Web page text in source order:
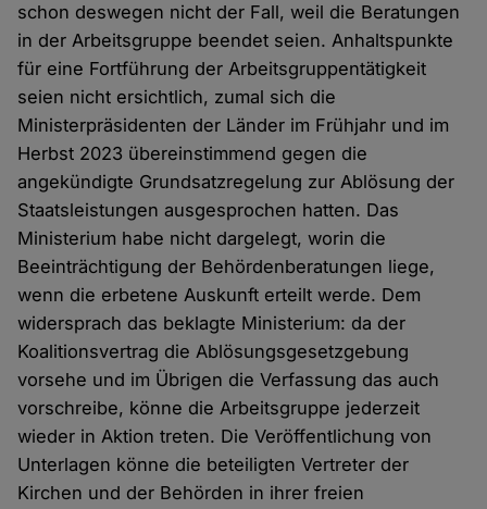
schon deswegen nicht der Fall, weil die Beratungen
in der Arbeitsgruppe beendet seien. Anhaltspunkte
für eine Fortführung der Arbeitsgruppentätigkeit
seien nicht ersichtlich, zumal sich die
Ministerpräsidenten der Länder im Frühjahr und im
Herbst 2023 übereinstimmend gegen die
angekündigte Grundsatzregelung zur Ablösung der
Staatsleistungen ausgesprochen hatten. Das
Ministerium habe nicht dargelegt, worin die
Beeinträchtigung der Behördenberatungen liege,
wenn die erbetene Auskunft erteilt werde. Dem
widersprach das beklagte Ministerium: da der
Koalitionsvertrag die Ablösungsgesetzgebung
vorsehe und im Übrigen die Verfassung das auch
vorschreibe, könne die Arbeitsgruppe jederzeit
wieder in Aktion treten. Die Veröffentlichung von
Unterlagen könne die beteiligten Vertreter der
Kirchen und der Behörden in ihrer freien